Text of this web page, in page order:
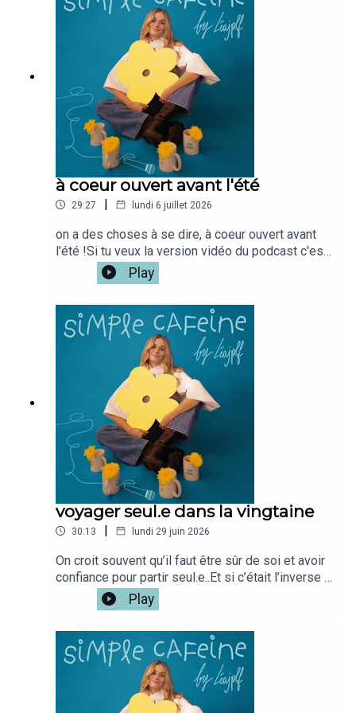
quelques pages. Si tu veux la version vidéo du
podcast c'est iciMon café disponible ici
: www.simplecafeine.comMon compte
perso @leajplf ?J'ai hate de te
lire!Bienveillance,S&S,Léa ✨🫶🏻
à coeur ouvert avant l'été
29:27 | lundi 6 juillet 2026
on a des choses à se dire, à coeur ouvert avant
l'été !Si tu veux la version vidéo du podcast c'est
iciMon café disponible ici
: www.simplecafeine.comMon compte
perso @leajplf ?J'ai hate de te
lire!Bienveillance,S&S,Léa ✨🫶🏻
Play
voyager seul.e dans la vingtaine
30:13 | lundi 29 juin 2026
On croit souvent qu’il faut être sûr de soi et avoir
confiance pour partir seul.e..Et si c’était l’inverse ?
Et si chaque train pris, chaque décision, chaque
détour, chaque rencontre nous apprenait à nous
faire confiance ?J'avais hâte de te retrouver
autour de ce sujet que j'aime tant,Si tu veux la
version vidéo du podcast c'est iciMon café
disponible ici : www.simplecafeine.comMon
compte perso @leajplf ?J'ai hate de te
Play